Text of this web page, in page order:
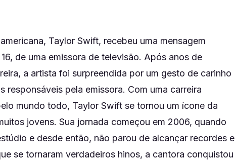
Taylor Swift, recebeu uma mensagem
de uma emissora de televisão. Após anos de
a artista foi surpreendida por um gesto de carinho
responsáveis pela emissora. Com uma carreira
mundo todo, Taylor Swift se tornou um ícone da
jovens. Sua jornada começou em 2006, quando
e desde então, não parou de alcançar recordes e
se tornaram verdadeiros hinos, a cantora conquistou